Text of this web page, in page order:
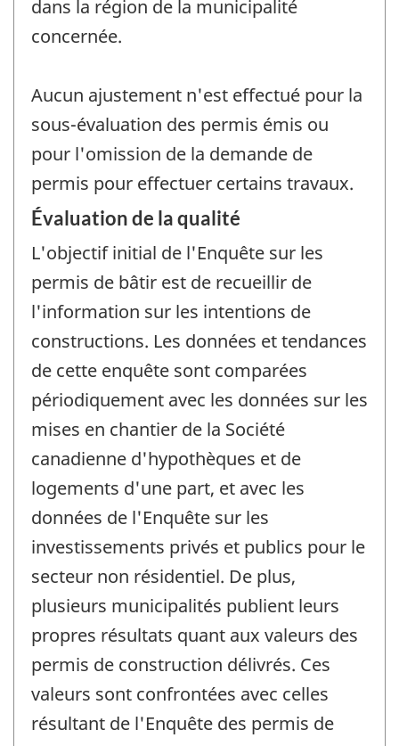
dans la région de la municipalité
concernée.
Aucun ajustement n'est effectué pour la
sous-évaluation des permis émis ou
pour l'omission de la demande de
permis pour effectuer certains travaux.
Évaluation de la qualité
L'objectif initial de l'Enquête sur les
permis de bâtir est de recueillir de
l'information sur les intentions de
constructions. Les données et tendances
de cette enquête sont comparées
périodiquement avec les données sur les
mises en chantier de la Société
canadienne d'hypothèques et de
logements d'une part, et avec les
données de l'Enquête sur les
investissements privés et publics pour le
secteur non résidentiel. De plus,
plusieurs municipalités publient leurs
propres résultats quant aux valeurs des
permis de construction délivrés. Ces
valeurs sont confrontées avec celles
résultant de l'Enquête des permis de